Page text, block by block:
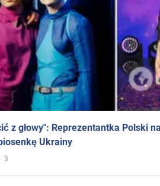
z głowy": Reprezentantka Polski
Ukrainy
3